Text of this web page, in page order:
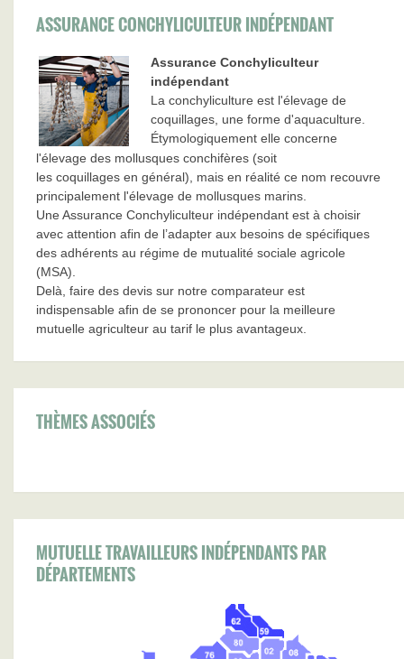
ASSURANCE CONCHYLICULTEUR INDÉPENDANT
Assurance Conchyliculteur
indépendant
La conchyliculture est l'élevage de
coquillages, une forme d'aquaculture.
Étymologiquement elle concerne
l'élevage des mollusques conchifères (soit
les coquillages en général), mais en réalité ce nom recouvre
principalement l'élevage de mollusques marins.
Une Assurance Conchyliculteur indépendant est à choisir
avec attention afin de l’adapter aux besoins de spécifiques
des adhérents au régime de mutualité sociale agricole
(MSA).
Delà, faire des devis sur notre comparateur est
indispensable afin de se prononcer pour la meilleure
mutuelle agriculteur au tarif le plus avantageux.
THÈMES ASSOCIÉS
MUTUELLE TRAVAILLEURS INDÉPENDANTS PAR
DÉPARTEMENTS